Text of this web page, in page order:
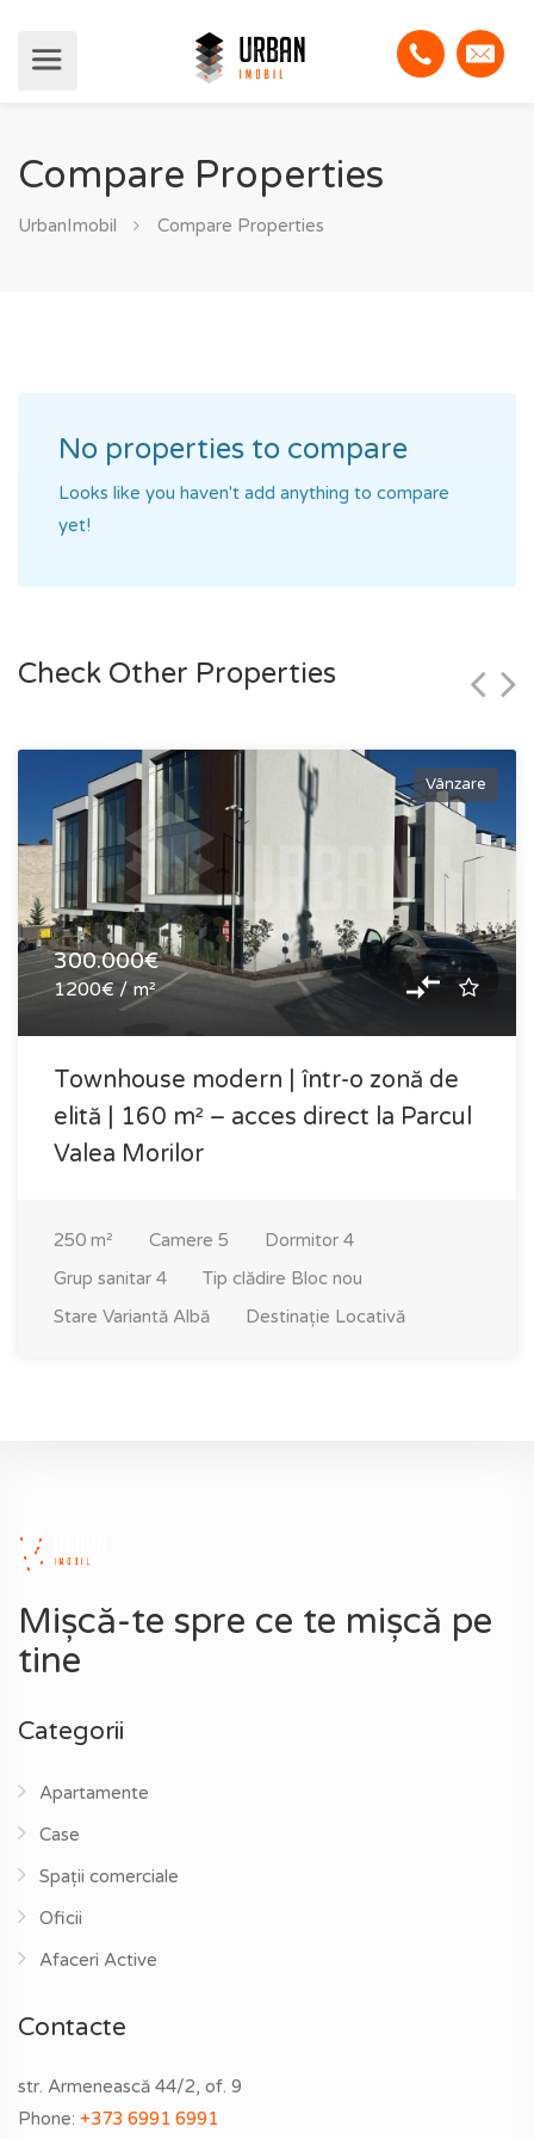
Compare Properties
UrbanImobil Compare Properties
No properties to compare
Looks like you haven't add anything to compare
yet!
Check Other Properties
Vânzare
300.000€
1200€ / m²
Townhouse modern | într-o zonă de
elită | 160 m² – acces direct la Parcul
Valea Morilor
250 m² Camere 5 Dormitor 4
Grup sanitar 4 Tip clădire Bloc nou
Stare Variantă Albă Destinație Locativă
Mișcă-te spre ce te mișcă pe
tine
Categorii
Apartamente
Case
Spații comerciale
Oficii
Afaceri Active
Contacte
str. Armenească 44/2, of. 9
Phone: +373 6991 6991